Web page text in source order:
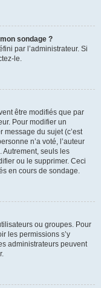
sondage ?
par l’administrateur. Si
le.
être modifiés que par
Pour modifier un
message du sujet (c’est
n’a voté, l’auteur
seuls les
ou le supprimer. Ceci
en cours de sondage.
ou groupes. Pour
les permissions s’y
administrateurs peuvent